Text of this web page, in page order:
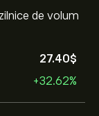
de volum
27.40‎$‎
+32.62%